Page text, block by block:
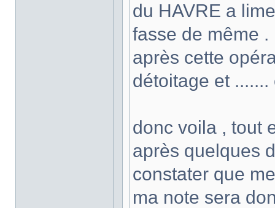
du HAVRE a
fasse de même .
après cette
détoitage et
donc voila , tout
après quelques
constater que
ma note sera